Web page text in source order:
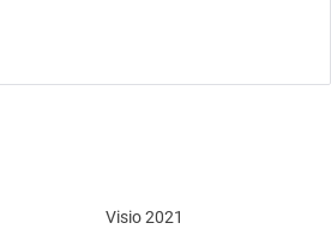
Visio 2021